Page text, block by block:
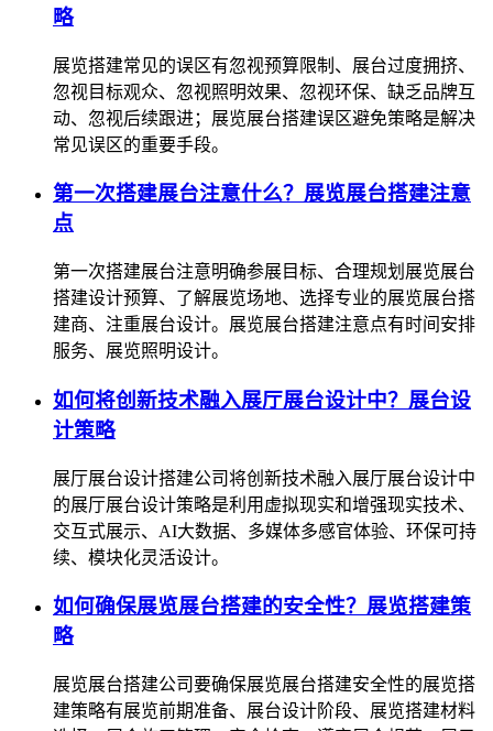
略
展览搭建常见的误区有忽视预算限制、展台过度拥挤、
忽视目标观众、忽视照明效果、忽视环保、缺乏品牌互
动、忽视后续跟进；展览展台搭建误区避免策略是解决
常见误区的重要手段。
第一次搭建展台注意什么？展览展台搭建注意
点
第一次搭建展台注意明确参展目标、合理规划展览展台
搭建设计预算、了解展览场地、选择专业的展览展台搭
建商、注重展台设计。展览展台搭建注意点有时间安排
服务、展览照明设计。
如何将创新技术融入展厅展台设计中？展台设
计策略
展厅展台设计搭建公司将创新技术融入展厅展台设计中
的展厅展台设计策略是利用虚拟现实和增强现实技术、
交互式展示、AI大数据、多媒体多感官体验、环保可持
续、模块化灵活设计。
如何确保展览展台搭建的安全性？展览搭建策
略
展览展台搭建公司要确保展览展台搭建安全性的展览搭
建策略有展览前期准备、展台设计阶段、展览搭建材料